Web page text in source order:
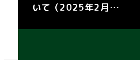
いて（2025年2月…